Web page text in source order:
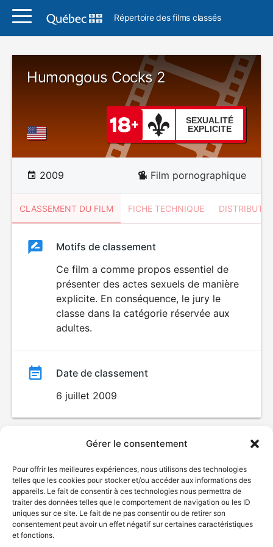
Gérer le consentement
Pour offrir les meilleures expériences, nous utilisons des technologies
telles que les cookies pour stocker et/ou accéder aux informations des
appareils. Le fait de consentir à ces technologies nous permettra de
traiter des données telles que le comportement de navigation ou les ID
uniques sur ce site. Le fait de ne pas consentir ou de retirer son
consentement peut avoir un effet négatif sur certaines caractéristiques
et fonctions.
Répertoire des films classés
Humongous Cocks 2
SEXUALITÉ
EXPLICITE
2009 Film pornographique
CLASSEMENT DU FILM FICHE TECHNIQUE
ClassementClassement
SEXUALITÉ
EXPLICITE
Motifs de classement
Ce film a comme propos essentiel de
présenter des actes sexuels de manière
explicite. En conséquence, le jury le
classe dans la catégorie réservée aux
adultes.
Date de classement
6 juillet 2009